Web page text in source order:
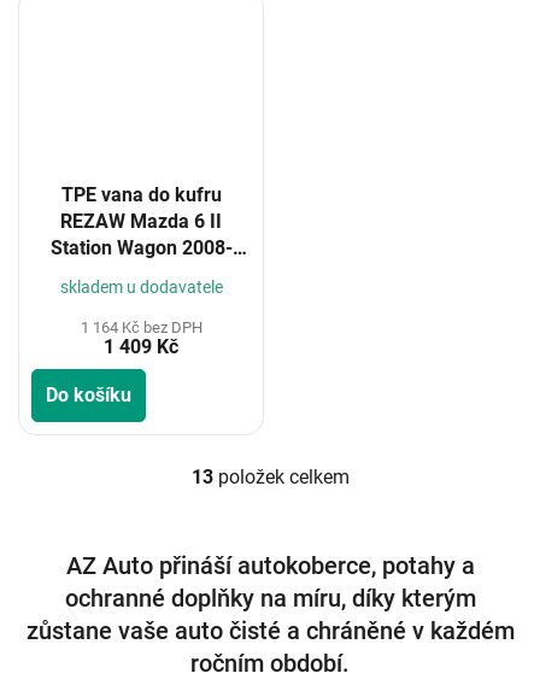
TPE vana do kufru
REZAW Mazda 6 II
Station Wagon 2008-
2012
skladem u dodavatele
1 164 Kč bez DPH
1 409 Kč
Do košíku
O
á
d
a
c
í
p
13položek celkem
AZ Auto přináší autokoberce, potahy a
ochranné doplňky na míru, díky kterým
zůstane vaše auto čisté a chráněné v každém
ročním období.